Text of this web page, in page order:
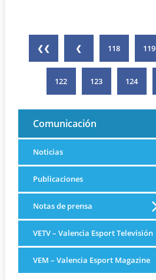
❮❮ ❮ 118 119
122 123 124
Comunicación
Noticias
Publicaciones
Notas de prensa
VETV – Valencia Esport Televisión
VEM – Valencia Esport Magazine